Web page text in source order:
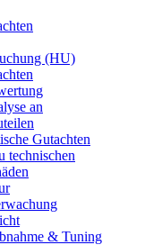
(HU)
an
Gutachten
technischen
& Tuning